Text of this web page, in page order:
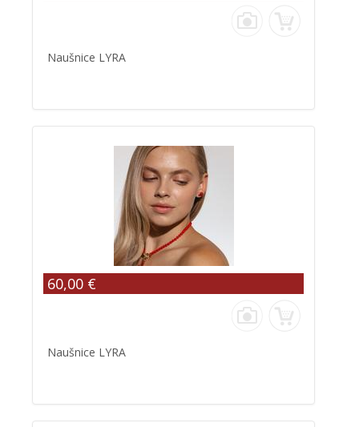
Naušnice LYRA
60,00 €
Naušnice LYRA